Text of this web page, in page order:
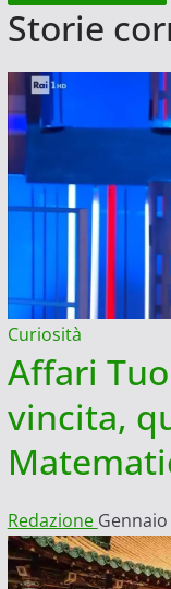
Storie
Curiosità
Affari
vincita,
Redazione